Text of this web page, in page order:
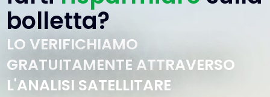
bolletta?
LO VERIFICHIAMO
GRATUITAMENTE ATTRAVERSO
L'ANALISI SATELLITARE